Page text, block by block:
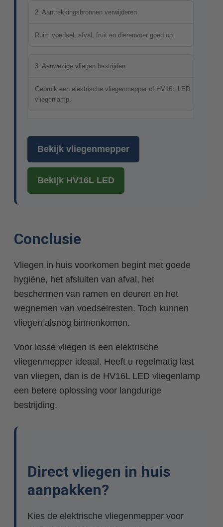
2. Aantrekkingsbronnen verwijderen
Ruim voedsel, afval, fruit en dierenvoer goed op.
3. Aanwezige vliegen bestrijden
Gebruik een elektrische vliegenmepper of HV16L LED
vliegenlamp.
Bekijk vliegenmepper
Bekijk HV16L LED
Conclusie
Vliegen in huis voorkomen begint met goede
hygiëne, het afsluiten van afval, het
beschermen van ramen en deuren en het
wegnemen van voedselresten. Toch kunnen
vliegen alsnog binnenkomen.
Voor losse vliegen is een elektrische
vliegenmepper ideaal. Heeft u regelmatig last
van vliegen, dan is de HV16L LED vliegenlamp
een betere oplossing voor langdurige
bestrijding.
Direct vliegen in huis
aanpakken?
Kies de elektrische vliegenmepper voor